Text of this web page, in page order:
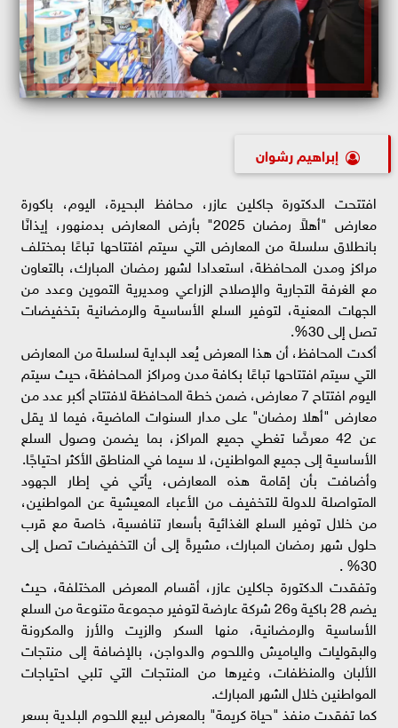
إبراهيم رشوان
افتتحت الدكتورة جاكلين عازر، محافظ البحيرة، اليوم، باكورة
معارض "أهلاً رمضان 2025" بأرض المعارض بدمنهور، إيذانًا
بانطلاق سلسلة من المعارض التي سيتم افتتاحها تباعًا بمختلف
مراكز ومدن المحافظة، استعدادا لشهر رمضان المبارك، بالتعاون
مع الغرفة التجارية والإصلاح الزراعي ومديرية التموين وعدد من
الجهات المعنية، لتوفير السلع الأساسية والرمضانية بتخفيضات
تصل إلى 30%.
أكدت المحافظ، أن هذا المعرض يُعد البداية لسلسلة من المعارض
التي سيتم افتتاحها تباعًا بكافة مدن ومراكز المحافظة، حيث سيتم
اليوم افتتاح 7 معارض، ضمن خطة المحافظة لافتتاح أكبر عدد من
معارض "أهلا رمضان" على مدار السنوات الماضية، فيما لا يقل
عن 42 معرضًا تغطي جميع المراكز، بما يضمن وصول السلع
الأساسية إلى جميع المواطنين، لا سيما في المناطق الأكثر احتياجًا.
وأضافت بأن إقامة هذه المعارض، يأتي في إطار الجهود
المتواصلة للدولة للتخفيف من الأعباء المعيشية عن المواطنين،
من خلال توفير السلع الغذائية بأسعار تنافسية، خاصة مع قرب
حلول شهر رمضان المبارك، مشيرةً إلى أن التخفيضات تصل إلى
30% .
وتفقدت الدكتورة جاكلين عازر، أقسام المعرض المختلفة، حيث
يضم 28 باكية و26 شركة عارضة لتوفير مجموعة متنوعة من السلع
الأساسية والرمضانية، منها السكر والزيت والأرز والمكرونة
والبقوليات والياميش واللحوم والدواجن، بالإضافة إلى منتجات
الألبان والمنظفات، وغيرها من المنتجات التي تلبي احتياجات
المواطنين خلال الشهر المبارك.
كما تفقدت منفذ "حياة كريمة" بالمعرض لبيع اللحوم البلدية بسعر